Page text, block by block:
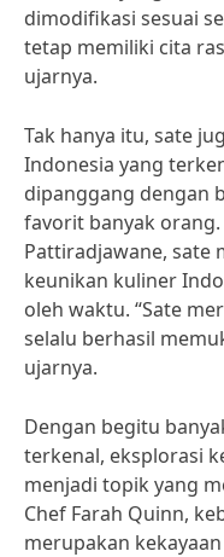
dimodifikasi sesuai
tetap memiliki cita
ujarnya.
Tak hanya itu, sate
Indonesia yang
dipanggang dengan
favorit banyak
Pattiradjawane, sate
keunikan kuliner
oleh waktu. “Sate
selalu berhasil
ujarnya.
Dengan begitu
terkenal, eksplorasi
menjadi topik yang
Chef Farah Quinn,
merupakan